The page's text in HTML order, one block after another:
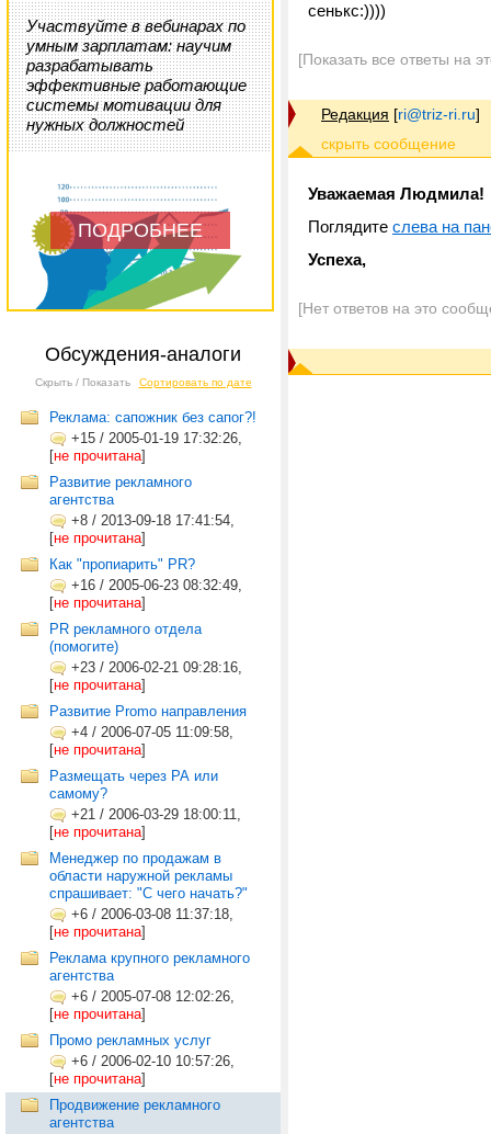
Участвуйте в вебинарах по
умным зарплатам: научим
разрабатывать
эффективные работающие
системы мотивации для
нужных должностей
ПОДРОБНЕЕ
Обсуждения-аналоги
Скрыть / Показать Сортировать по дате
Реклама: сапожник без сапог?!
+15 / 2005-01-19 17:32:26,
[не прочитана]
Развитие рекламного
агентства
+8 / 2013-09-18 17:41:54,
[не прочитана]
Как "пропиарить" PR?
+16 / 2005-06-23 08:32:49,
[не прочитана]
PR рекламного отдела
(помогите)
+23 / 2006-02-21 09:28:16,
[не прочитана]
Развитие Promo направления
+4 / 2006-07-05 11:09:58,
[не прочитана]
Размещать через РА или
самому?
+21 / 2006-03-29 18:00:11,
[не прочитана]
Менеджер по продажам в
области наружной рекламы
спрашивает: "С чего начать?"
+6 / 2006-03-08 11:37:18,
[не прочитана]
Реклама крупного рекламного
агентства
+6 / 2005-07-08 12:02:26,
[не прочитана]
Промо рекламных услуг
+6 / 2006-02-10 10:57:26,
[не прочитана]
Продвижение рекламного
агентства
сенькс:))))
[Показать все ответы на
Редакция [ri@triz-ri.ru]
Уважаемая Людмила!
Поглядите слева на
Успеха,
[Нет ответов на это